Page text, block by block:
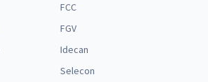
FCC
FGV
Idecan
Selecon